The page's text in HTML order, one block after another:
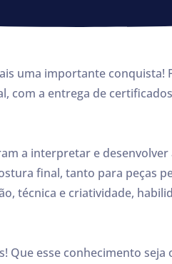
uma importante conquista!
com a entrega de
a interpretar e desenvolver
final, tanto para peças
técnica e criatividade,
esse conhecimento seja